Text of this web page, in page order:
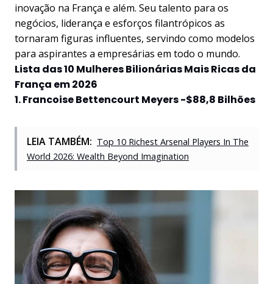
inovação na França e além. Seu talento para os
negócios, liderança e esforços filantrópicos as
tornaram figuras influentes, servindo como modelos
para aspirantes a empresárias em todo o mundo.
Lista das 10 Mulheres Bilionárias Mais Ricas da
França em 2026
1. Francoise Bettencourt Meyers -$88,8 Bilhões
LEIA TAMBÉM: Top 10 Richest Arsenal Players In The
World 2026: Wealth Beyond Imagination